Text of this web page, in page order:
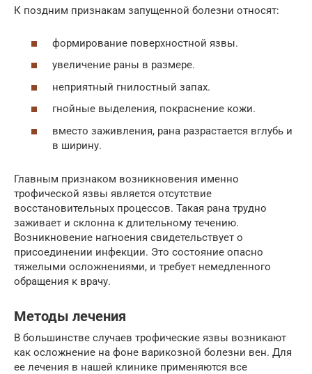
К поздним признакам запущенной болезни относят:
формирование поверхностной язвы.
увеличение раны в размере.
неприятный гнилостный запах.
гнойные выделения, покраснение кожи.
вместо заживления, рана разрастается вглубь и
в ширину.
Главным признаком возникновения именно
трофической язвы является отсутствие
восстановительных процессов. Такая рана трудно
заживает и склонна к длительному течению.
Возникновение нагноения свидетельствует о
присоединении инфекции. Это состояние опасно
тяжелыми осложнениями, и требует немедленного
обращения к врачу.
Методы лечения
В большинстве случаев трофические язвы возникают
как осложнение на фоне варикозной болезни вен. Для
ее лечения в нашей клинике применяются все